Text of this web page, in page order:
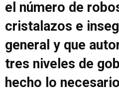
el número de
cristalazos e
general y que
tres niveles de
hecho lo